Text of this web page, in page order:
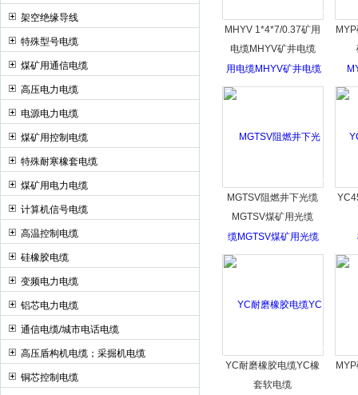
架空绝缘导线
特殊型号电缆
煤矿用通信电缆
高压电力电缆
电源电力电缆
煤矿用控制电缆
特殊耐寒橡套电缆
煤矿用电力电缆
计算机信号电缆
高温控制电缆
硅橡胶电缆
变频电力电缆
铝芯电力电缆
通信电缆/城市电话电缆
高压盾构机电缆；采掘机电缆
铜芯控制电缆
MHYV 1*4*7/0.37矿用
电缆MHYV矿井电缆
MGTSV阻燃井下光缆
MGTSV煤矿用光缆
YC耐磨橡胶电缆YC橡
套软电缆